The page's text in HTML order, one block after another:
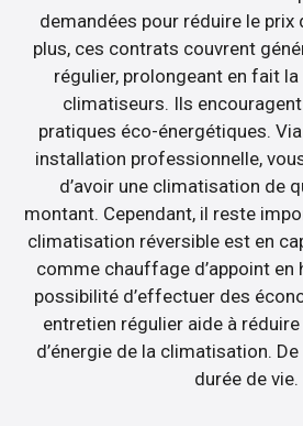
demandées pour réduire le prix
plus, ces contrats couvrent
régulier, prolongeant en fait
climatiseurs. Ils
pratiques éco-énergétiques.
installation professionnelle,
d’avoir une climatisation de
montant. Cependant, il reste
climatisation réversible est en
comme chauffage d’appoint en
possibilité d’effectuer des
entretien régulier aide à
d’énergie de la climatisation.
durée de vie.